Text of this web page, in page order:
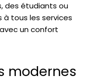
des étudiants ou
à tous les services
un confort
modernes